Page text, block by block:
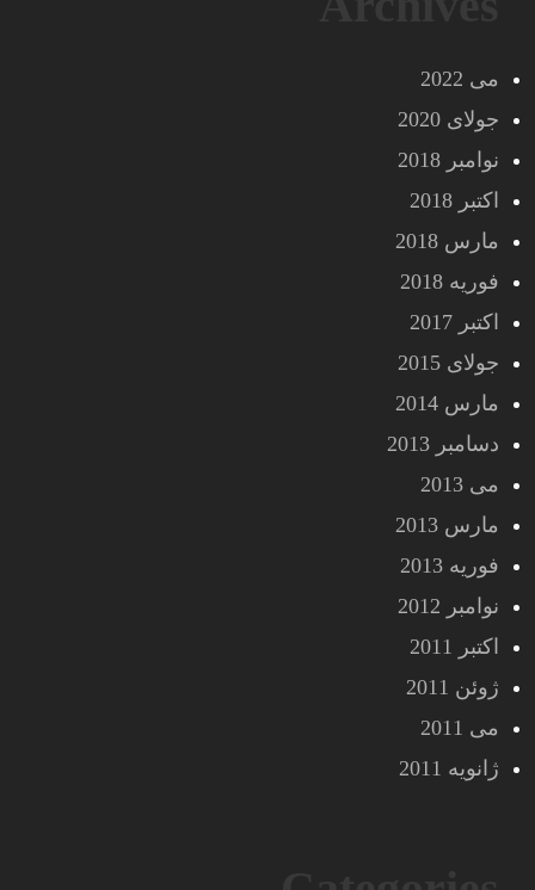
می 2022
جولای 2020
نوامبر 2018
اکتبر 2018
مارس 2018
فوریه 2018
اکتبر 2017
جولای 2015
مارس 2014
دسامبر 2013
می 2013
مارس 2013
فوریه 2013
نوامبر 2012
اکتبر 2011
ژوئن 2011
می 2011
ژانویه 2011